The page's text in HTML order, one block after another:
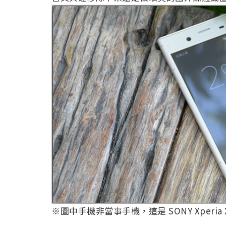
※圖中手機非當事手機，這是 SONY Xperia